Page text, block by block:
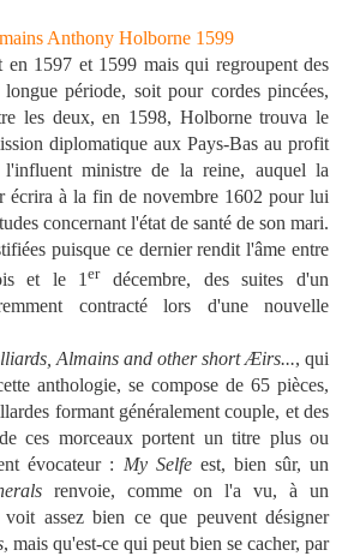
en 1597 et 1599 mais qui regroupent des
période, soit pour cordes pincées,
les deux, en 1598, Holborne trouva le
diplomatique aux Pays-Bas au profit
ministre de la reine, auquel la
écrira à la fin de novembre 1602 pour lui
concernant l'état de santé de son mari.
puisque ce dernier rendit l'âme entre
et le 1erdécembre, des suites d'un
contracté lors d'une nouvelle
Almains and other short Æirs..., qui
anthologie, se compose de 65 pièces,
formant généralement couple, et des
ces morceaux portent un titre plus ou
évocateur : My Selfeest, bien sûr, un
renvoie, comme on l'a vu, à un
assez bien ce que peuvent désigner
, mais qu'est-ce qui peut bien se cacher, par